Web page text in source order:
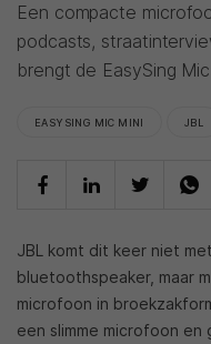
Een compacte
podcasts,
brengt de EasySing
EASYSING MIC MINI JBL
JBL komt dit keer niet
bluetoothspeaker, maar
microfoon in
een slimme microfoon